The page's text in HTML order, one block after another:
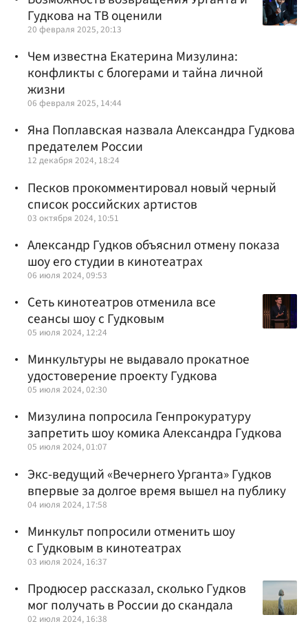
Гудкова на ТВ оценили
20 февраля 2025, 20:13
Чем известна Екатерина Мизулина:
конфликты с блогерами и тайна личной
жизни
06 февраля 2025, 14:44
Яна Поплавская назвала Александра Гудкова
предателем России
12 декабря 2024, 18:24
Песков прокомментировал новый черный
список российских артистов
03 октября 2024, 10:51
Александр Гудков объяснил отмену показа
шоу его студии в кинотеатрах
06 июля 2024, 09:53
Сеть кинотеатров отменила все
сеансы шоу с Гудковым
05 июля 2024, 12:24
Минкультуры не выдавало прокатное
удостоверение проекту Гудкова
05 июля 2024, 02:30
Мизулина попросила Генпрокуратуру
запретить шоу комика Александра Гудкова
05 июля 2024, 01:07
Экс-ведущий «Вечернего Урганта» Гудков
впервые за долгое время вышел на публику
04 июля 2024, 17:58
Минкульт попросили отменить шоу
с Гудковым в кинотеатрах
03 июля 2024, 16:37
Продюсер рассказал, сколько Гудков
мог получать в России до скандала
02 июля 2024, 16:38